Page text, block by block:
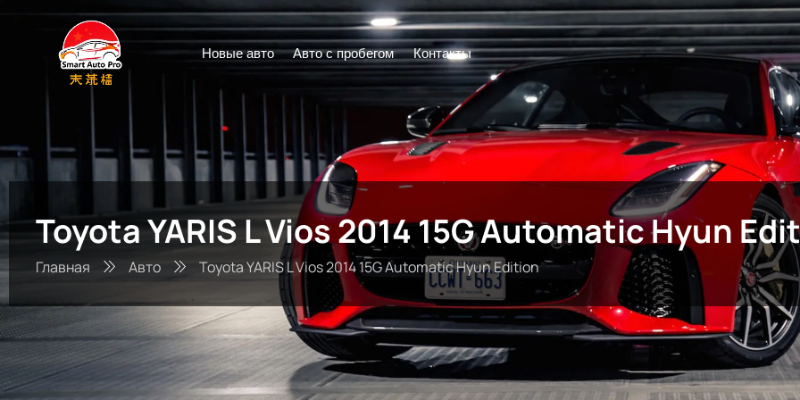
Новые авто Авто с пробегом Контакты
Toyota YARIS L Vios 2014 15G Automatic Hyun
Главная Авто Toyota YARIS L Vios 2014 15G Automatic Hyun Edition